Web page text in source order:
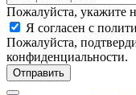
Пожалуйста, укажите
Я согласен с
Пожалуйста,
конфиденциальности.
Отправить